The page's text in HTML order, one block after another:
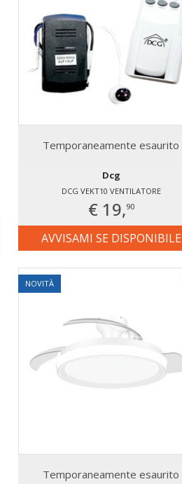
Temporaneamente esaurito
Dcg
DCG VEKT10 VENTILATORE
€ 19,90
AVVISAMI SE DISPONIBILE
NOVITÀ
Temporaneamente esaurito